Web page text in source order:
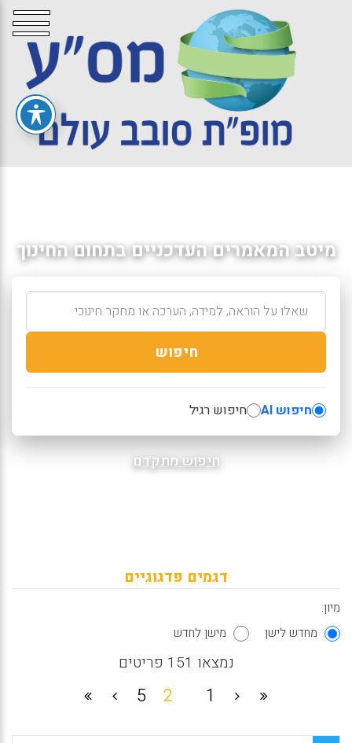
מיטב המאמרים העדכניים בתחום החינוך
חיפוש
חיפוש AI חיפוש רגיל
חיפוש מתקדם
דגמים פדגוגיים
מיון:
מחדש לישן
מישן לחדש
נמצאו 151 פריטים
1
2
5